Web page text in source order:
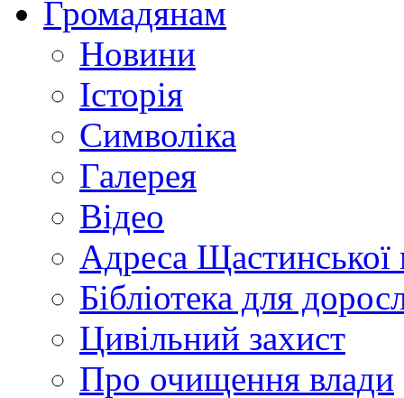
Громадянам
Новини
Історія
Символіка
Галерея
Відео
Адреса Щастинської
Бібліотека для
Цивільний захист
Про очищення влади